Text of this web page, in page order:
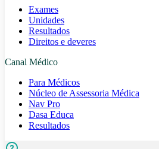
Exames
Unidades
Resultados
Direitos e deveres
Canal Médico
Para Médicos
Núcleo de Assessoria Médica
Nav Pro
Dasa Educa
Resultados